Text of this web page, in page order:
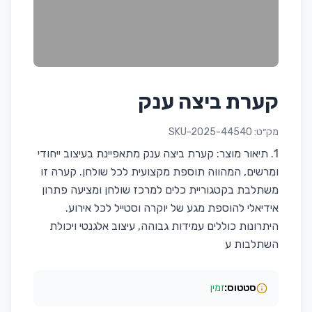
קערת ביצה ענק
מק״ט: SKU-2025-44540
1. תיאור מוצר: קערת ביצה ענק מתאפיינת בעיצוב ייחודי
ומרשים, המהווה תוספת מקצועית לכל שולחן. קערה זו
משתלבת בקטגוריית כלים למרכז שולחן ומציעה פתרון
אידיאלי להוספת מגע של יוקרה וסטייל לכל אירוע.
היתרונות כוללים עמידות גבוהה, עיצוב אלגנטי ויכולת
השתלבות ע
סטטוס:זמין